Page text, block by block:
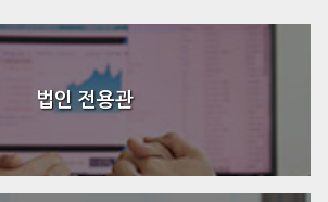
법인 전용관